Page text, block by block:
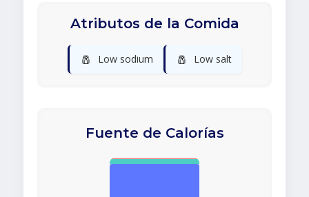
Atributos de la Comida
🧂 Low sodium 🧂 Low salt
Fuente de Calorías